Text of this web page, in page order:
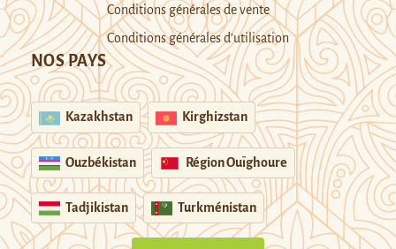
Conditions générales de vente
Conditions générales d’utilisation
NOS PAYS
Kazakhstan Kirghizstan
Ouzbékistan Région Ouïghoure
Tadjikistan Turkménistan